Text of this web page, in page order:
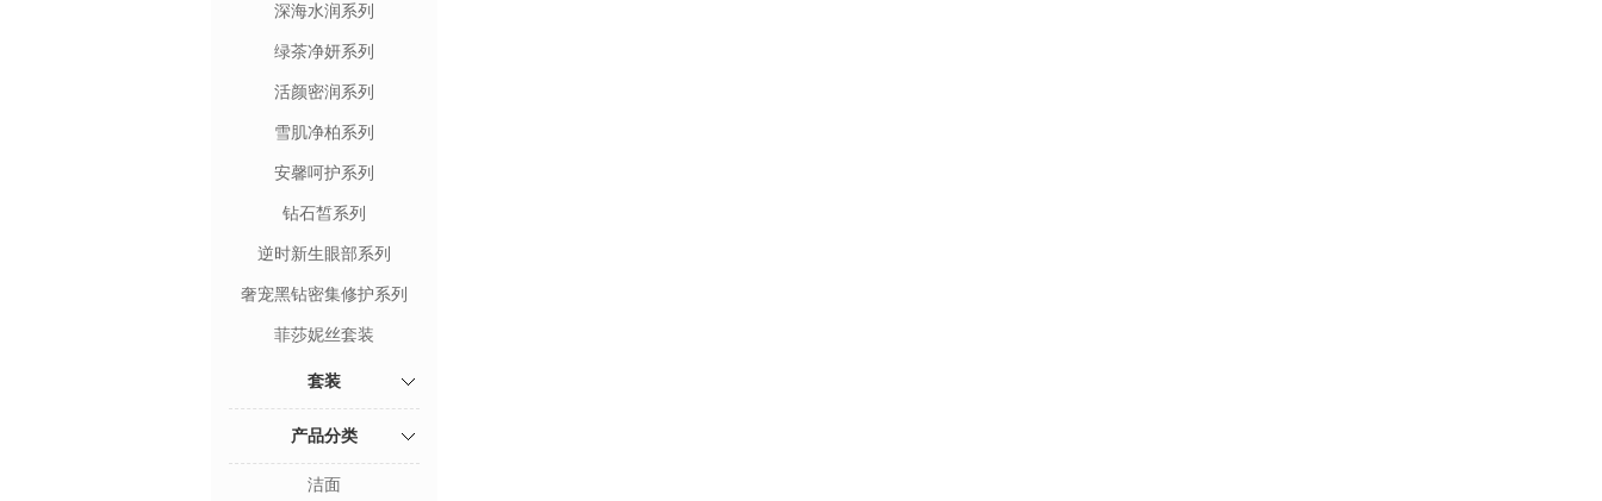
深海水润系列
绿茶净妍系列
活颜密润系列
雪肌净柏系列
安馨呵护系列
钻石皙系列
逆时新生眼部系列
奢宠黑钻密集修护系列
菲莎妮丝套装
套装
产品分类
洁面